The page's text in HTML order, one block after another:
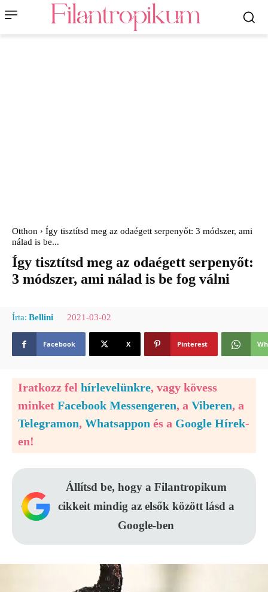
Otthon
Így tisztítsd meg az odaégett serpenyőt: 3 módszer, ami
nálad is be...
Így tisztítsd meg az odaégett serpenyőt:
3 módszer, ami nálad is be fog válni
Írta: Bellini 2021-03-02
Facebook X Pinterest
Iratkozz fel hírlevelünkre, vagy kövess
minket Facebook Messengeren, a Viberen, a
Telegramon, Whatsappon és a Google Hírek-
en!
Állítsd be, hogy a Filantropikum
cikkeit mindig az elsők között lásd a
Google-ben